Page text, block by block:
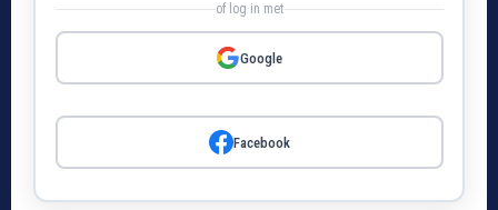
of log in met
Google
Facebook